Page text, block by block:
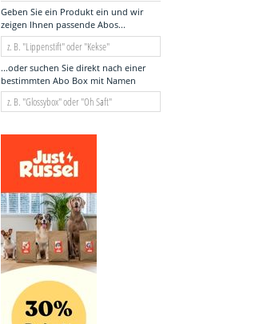
Geben Sie ein Produkt ein und wir
zeigen Ihnen passende Abos...
...oder suchen Sie direkt nach einer
bestimmten Abo Box mit Namen